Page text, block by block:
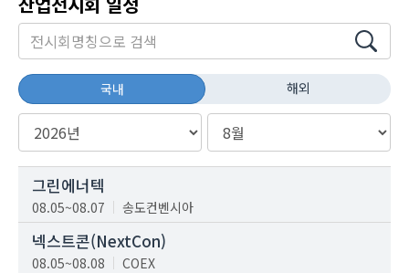
국내 해외
그린에너텍
08.05~08.07 송도컨벤시아
넥스트콘(NextCon)
08.05~08.08 COEX